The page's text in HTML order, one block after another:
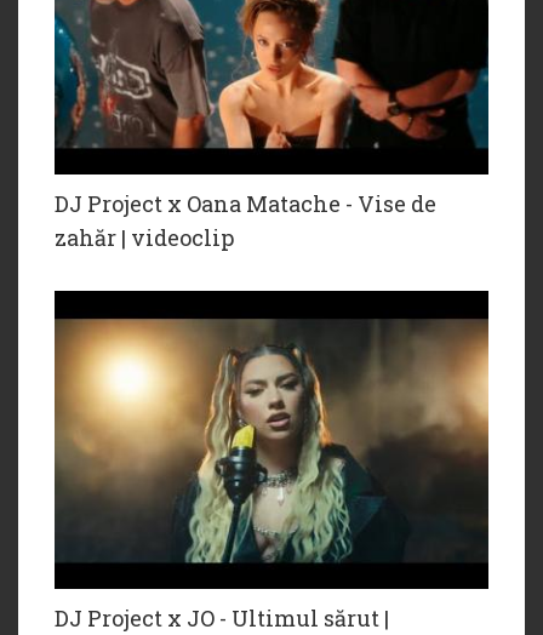
DJ Project x Oana Matache - Vise de
zahăr | videoclip
DJ Project x JO - Ultimul sărut |